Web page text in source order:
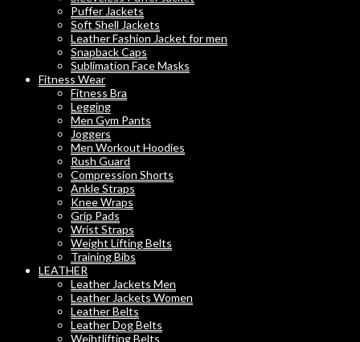
Puffer Jackets
Soft Shell Jackets
Leather Fashion Jacket for men
Snapback Caps
Sublimation Face Masks
Fitness Wear
Fitness Bra
Legging
Men Gym Pants
Joggers
Men Workout Hoodies
Rush Guard
Compression Shorts
Ankle Straps
Knee Wraps
Grip Pads
Wrist Straps
Weight Lifting Belts
Training Bibs
LEATHER
Leather Jackets Men
Leather Jackets Women
Leather Belts
Leather Dog Belts
Weihtlifting Belts